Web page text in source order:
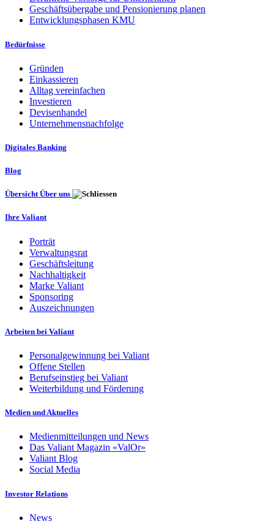
Geschäftsübergabe und Pensionierung planen
Entwicklungsphasen KMU
Bedürfnisse
Gründen
Einkassieren
Alltag vereinfachen
Investieren
Devisenhandel
Unternehmensnachfolge
Digitales Banking
Blog
Übersicht Über uns
Ihre Valiant
Porträt
Verwaltungsrat
Geschäftsleitung
Nachhaltigkeit
Marke Valiant
Sponsoring
Auszeichnungen
Arbeiten bei Valiant
Personalgewinnung bei Valiant
Offene Stellen
Berufseinstieg bei Valiant
Weiterbildung und Förderung
Medien und Aktuelles
Medienmitteilungen und News
Das Valiant Magazin «ValOr»
Valiant Blog
Social Media
Investor Relations
News